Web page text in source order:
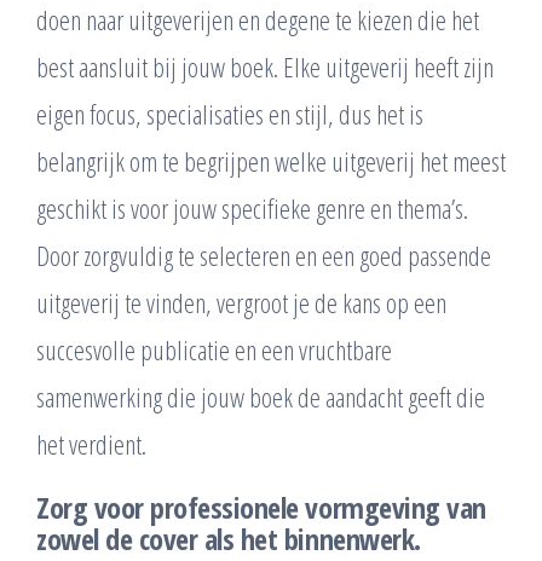
doen naar uitgeverijen en degene te kiezen die het
best aansluit bij jouw boek. Elke uitgeverij heeft zijn
eigen focus, specialisaties en stijl, dus het is
belangrijk om te begrijpen welke uitgeverij het meest
geschikt is voor jouw specifieke genre en thema’s.
Door zorgvuldig te selecteren en een goed passende
uitgeverij te vinden, vergroot je de kans op een
succesvolle publicatie en een vruchtbare
samenwerking die jouw boek de aandacht geeft die
het verdient.
Zorg voor professionele vormgeving van
zowel de cover als het binnenwerk.